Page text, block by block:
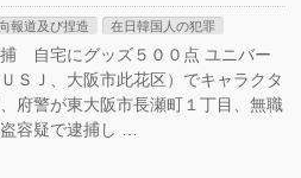
報道及び捏造 在日韓国人の犯罪
自宅にグッズ５００点 ユニバー
ＳＪ、大阪市此花区）でキャラクタ
府警が東大阪市長瀬町１丁目、無職
容疑で逮捕し …